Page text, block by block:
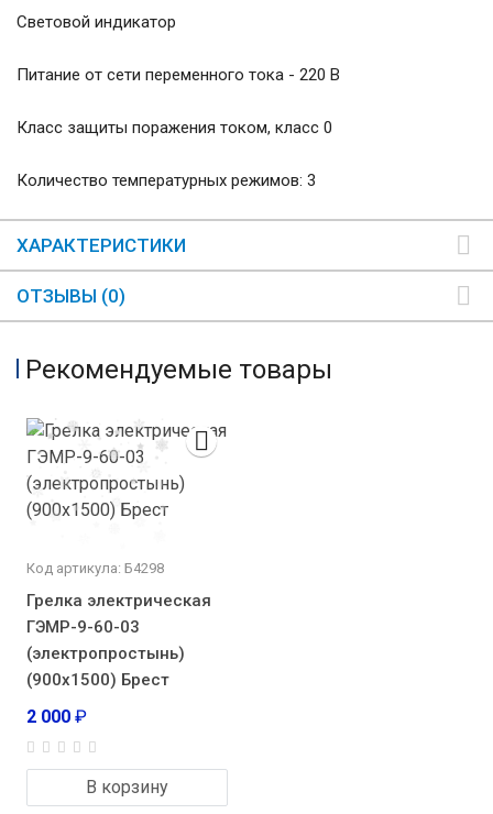
Световой индикатор
Питание от сети переменного тока - 220 В
Класс защиты поражения током, класс 0
Количество температурных режимов: 3
ХАРАКТЕРИСТИКИ
ОТЗЫВЫ (0)
Рекомендуемые товары
Код артикула: Б4298
Грелка электрическая
ГЭМР-9-60-03
(электропростынь)
(900х1500) Брест
2 000 ₽
В корзину